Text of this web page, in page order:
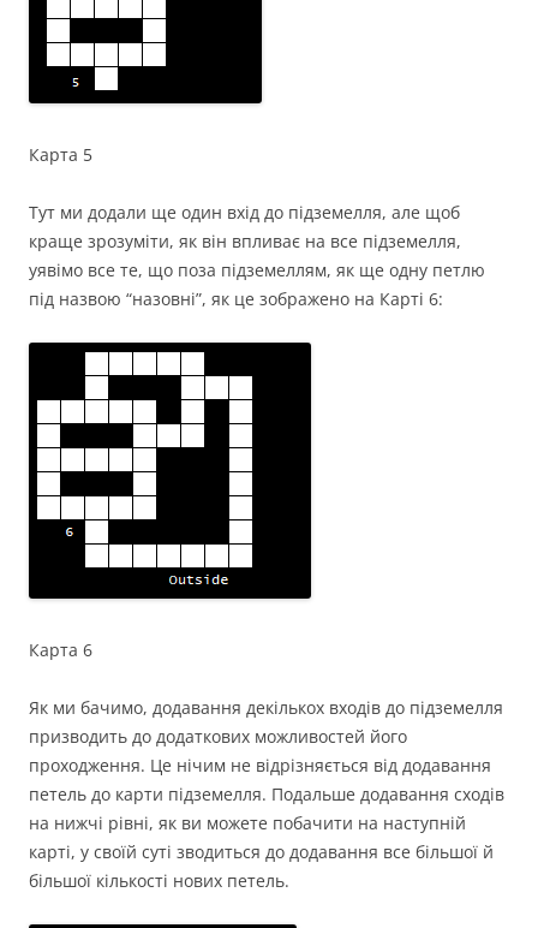
Карта 5
Тут ми додали ще один вхід до підземелля, але щоб
краще зрозуміти, як він впливає на все підземелля,
уявімо все те, що поза підземеллям, як ще одну петлю
під назвою “назовні”, як це зображено на Карті 6:
Карта 6
Як ми бачимо, додавання декількох входів до підземелля
призводить до додаткових можливостей його
проходження. Це нічим не відрізняється від додавання
петель до карти підземелля. Подальше додавання сходів
на нижчі рівні, як ви можете побачити на наступній
карті, у своїй суті зводиться до додавання все більшої й
більшої кількості нових петель.